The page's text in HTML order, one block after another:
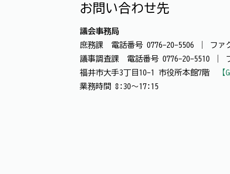
お問い合わせ先
議会事務局
庶務課 電話番号 0776-20-5506 ｜ ファ
議事調査課 電話番号 0776-20-5510 ｜
福井市大手3丁目10-1 市役所本館7階
【
業務時間 8:30～17:15